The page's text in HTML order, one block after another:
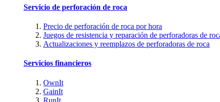
Servicio de perforación de roca
Precio de perforación de roca por hora
Juegos de resistencia y reparación de perforadoras de
Actualizaciones y reemplazos de perforadoras de roca
Servicios financieros
OwnIt
GainIt
RunIt